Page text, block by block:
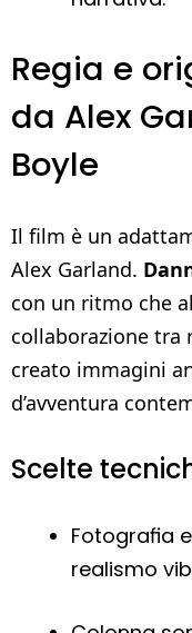
Regia e
da Alex
Boyle
Il film è un
Alex Garland.
con un ritmo che
collaborazione tra
creato immagini
d’avventura
Scelte
Fotografia
realismo